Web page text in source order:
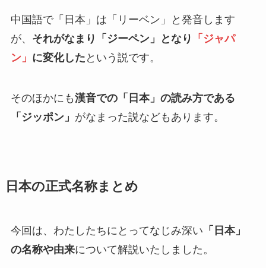
中国語で「日本」は「リーベン」と発音します
が、 それがなまり「ジーペン」となり
「ジャパ
ン」 に変化した という説です。
そのほかにも漢音での「日本」の読み方である
「ジッポン」 がなまった説などもあります。
日本の正式名称まとめ
今回は、わたしたちにとってなじみ深い 「日本」
の名称や由来について解説いたしました。